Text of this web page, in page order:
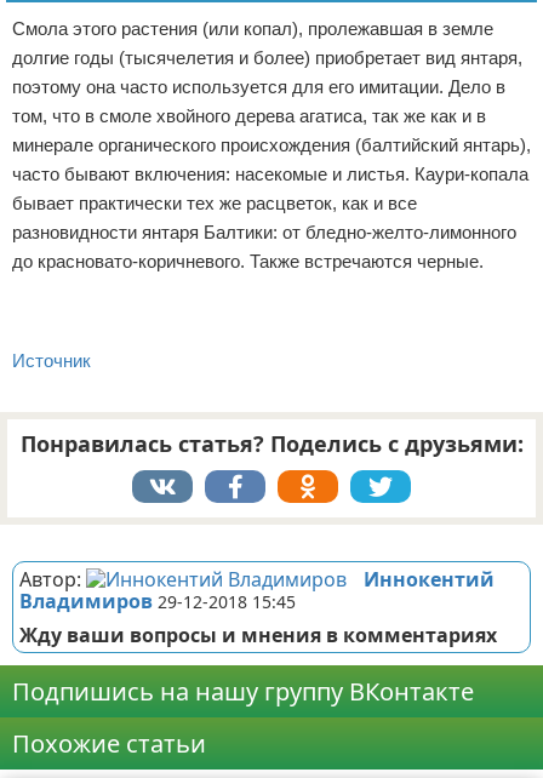
Смола этого растения (или копал), пролежавшая в земле
долгие годы (тысячелетия и более) приобретает вид янтаря,
поэтому она часто используется для его имитации. Дело в
том, что в смоле хвойного дерева агатиса, так же как и в
минерале органического происхождения (балтийский янтарь),
часто бывают включения: насекомые и листья. Каури-копала
бывает практически тех же расцветок, как и все
разновидности янтаря Балтики: от бледно-желто-лимонного
до красновато-коричневого. Также встречаются черные.
Источник
Понравилась статья? Поделись с друзьями:
Автор:
Иннокентий
Владимиров 29-12-2018 15:45
Жду ваши вопросы и мнения в комментариях
Подпишись на нашу группу ВКонтакте
Похожие статьи